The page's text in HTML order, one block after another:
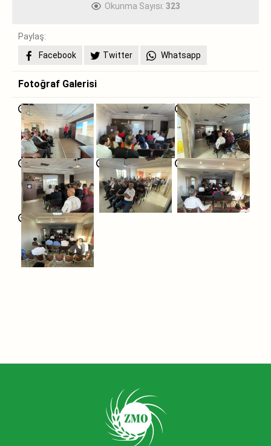
Okunma Sayısı: 323
Paylaş:
Facebook
Twitter Whatsapp
Fotoğraf Galerisi